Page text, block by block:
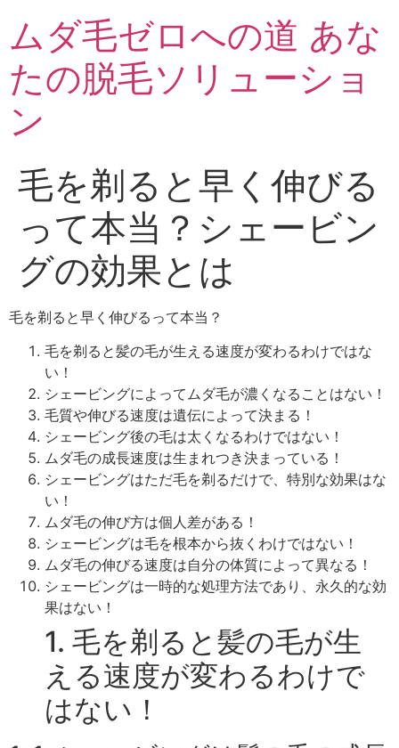
ムダ毛ゼロへの道 あな
たの脱毛ソリューショ
ン
毛を剃ると早く伸びる
って本当？シェービン
グの効果とは
毛を剃ると早く伸びるって本当？
毛を剃ると髪の毛が生える速度が変わるわけではな
い！
シェービングによってムダ毛が濃くなることはない！
毛質や伸びる速度は遺伝によって決まる！
シェービング後の毛は太くなるわけではない！
ムダ毛の成長速度は生まれつき決まっている！
シェービングはただ毛を剃るだけで、特別な効果はな
い！
ムダ毛の伸び方は個人差がある！
シェービングは毛を根本から抜くわけではない！
ムダ毛の伸びる速度は自分の体質によって異なる！
シェービングは一時的な処理方法であり、永久的な効
果はない！
1. 毛を剃ると髪の毛が生
える速度が変わるわけで
はない！